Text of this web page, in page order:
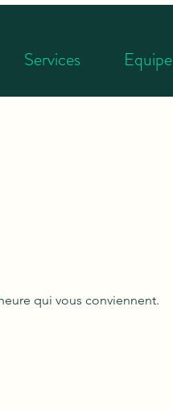
Services Equipe
qui vous conviennent.